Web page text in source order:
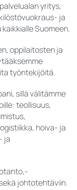
yritys,
ja
Suomeen.
oppilaitosten ja
työntekijöitä.
sillä välitämme
teollisuus,
hoiva- ja
ja
johtotehtäviin.